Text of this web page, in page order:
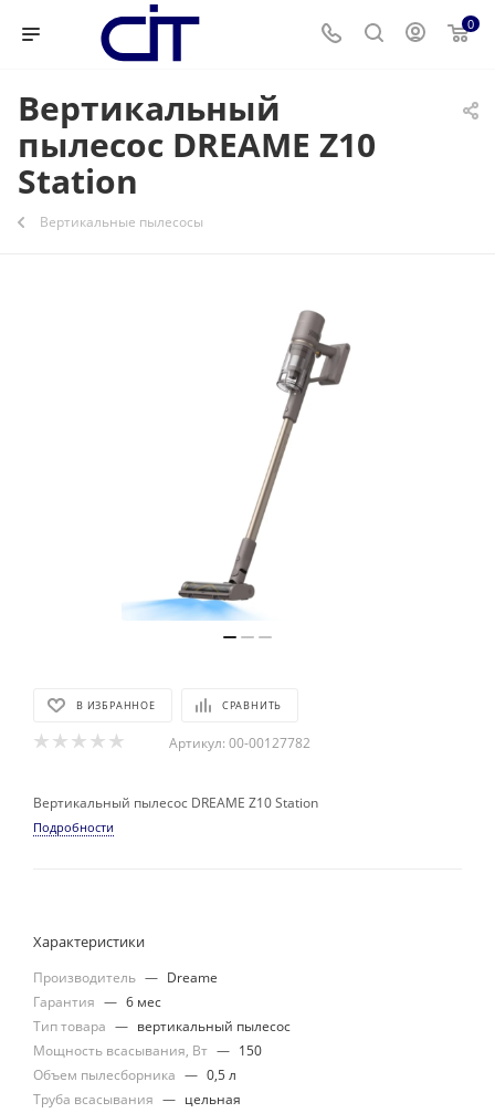
0
Вертикальный
пылесос DREAME Z10
Station
Вертикальные пылесосы
В ИЗБРАННОЕ СРАВНИТЬ
Артикул: 00-00127782
Вертикальный пылесос DREAME Z10 Station
Подробности
Характеристики
Производитель — Dreame
Гарантия — 6 мес
Тип товара — вертикальный пылесос
Мощность всасывания, Вт — 150
Объем пылесборника — 0,5 л
Труба всасывания — цельная